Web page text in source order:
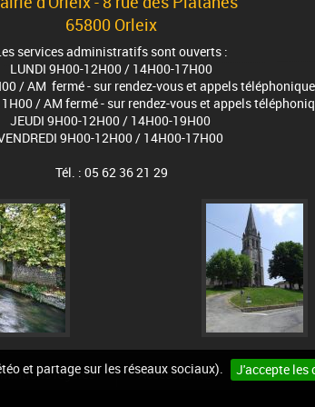
et partage sur les réseaux sociaux). J'accepte les
65800 Orleix
services administratifs sont ouverts :
LUNDI 9H00-12H00 / 14H00-17H00
/ AM fermé - sur rendez-vous et appels
/ AM fermé - sur rendez-vous et appels
JEUDI 9H00-12H00 / 14H00-19H00
9H00-12H00 / 14H00-17H00
Tél. : 05 62 36 21 29
Mintions légales Accessibilité Cookies